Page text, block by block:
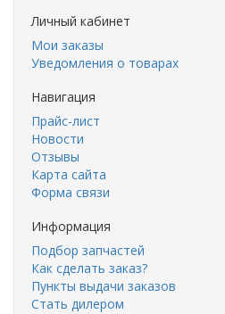
Личный кабинет
Мои заказы
Уведомления о товарах
Навигация
Прайс-лист
Новости
Отзывы
Карта сайта
Форма связи
Информация
Подбор запчастей
Как сделать заказ?
Пункты выдачи заказов
Стать дилером